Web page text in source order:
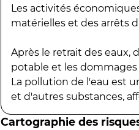
Les activités
matérielles et des arrêts
Après le retrait des eaux,
potable et les
La pollution de l'eau est
et d'autres substances,
Cartographie des